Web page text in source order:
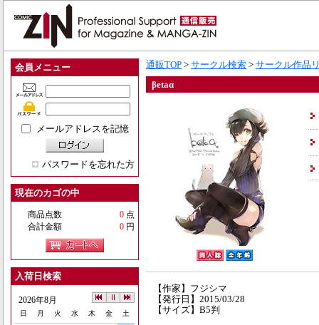
会員メニュー
メールアドレスを記憶
パスワードを忘れた方
現在のカゴの中
商品点数 0 点
合計金額
0 円
入荷日検索
2026年8月
日 月 火 水 木 金 土
通販TOP > サークル検索 > サークル作品
βetaα
【作家】フジシマ
【発行日】2015/03/28
【サイズ】B5判